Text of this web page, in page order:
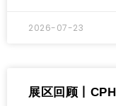
2026-07-23
展区回顾丨